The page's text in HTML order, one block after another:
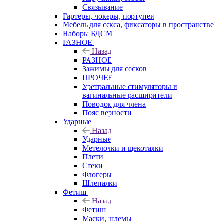
Связывание
Гартеры, чокеры, портупеи
Мебель для секса, фиксаторы в пространстве
Наборы БДСМ
РАЗНОЕ
Назад
РАЗНОЕ
Зажимы для сосков
ПРОЧЕЕ
Уретральные стимуляторы и
вагинальные расширители
Поводок для члена
Пояс верности
Ударные
Назад
Ударные
Метелочки и щекоталки
Плети
Стеки
Флогеры
Шлепалки
Фетиш
Назад
Фетиш
Маски, шлемы